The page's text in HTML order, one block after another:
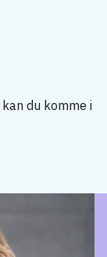
du komme i